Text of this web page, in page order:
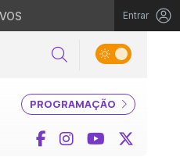
Entrar
Pesquisar
PROGRAMAÇÃO
Facebook
InstagramYouTube